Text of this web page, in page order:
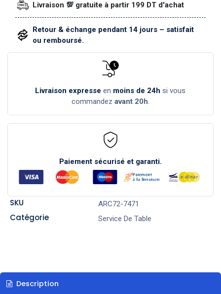
Livraison 💯 gratuite à partir 199 DT d'achat
Retour & échange pendant 14 jours – satisfait
ou remboursé.
Livraison expresse en moins de 24h si vous
commandez avant 20h.
Paiement sécurisé et garanti.
SKU ARC72-7471
Catégorie Service De Table
Description